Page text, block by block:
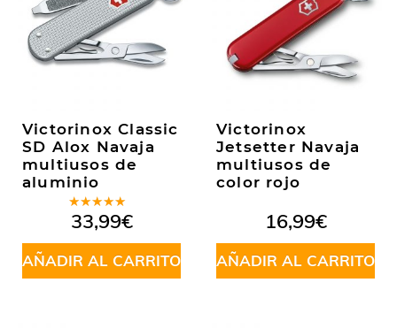
Victorinox Classic
SD Alox Navaja
multiusos de
aluminio
Valorado
en5.00de
5
33,99€
AÑADIR AL CARRITO
Victorinox
Jetsetter Navaja
multiusos de
color rojo
16,99€
AÑADIR AL CARRITO